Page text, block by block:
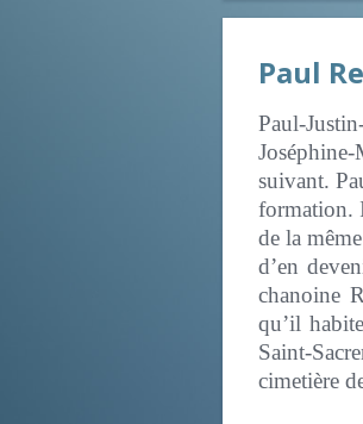
Paul
Paul-
suivant.
formation.
de la
d’en
chanoine
qu’il
Saint-
cimetière